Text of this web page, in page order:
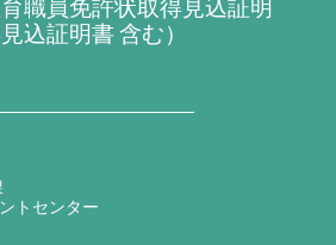
職員免許状取得見込証明
込証明書 含む）
トセンター